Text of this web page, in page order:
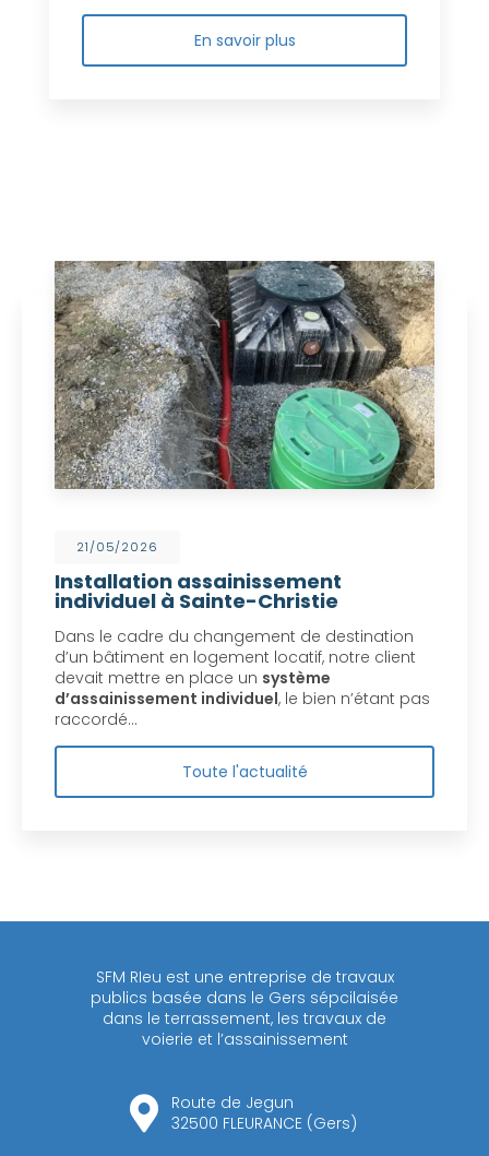
En savoir plus
21/05/2026
Installation assainissement
individuel à Sainte-Christie
Dans le cadre du changement de destination
d’un bâtiment en logement locatif, notre client
devait mettre en place un système
d’assainissement individuel, le bien n’étant pas
raccordé…
Toute l'actualité
SFM RIeu est une entreprise de travaux
publics basée dans le Gers sépcilaisée
dans le terrassement, les travaux de
voierie et l’assainissement
Route de Jegun
32500 FLEURANCE (Gers)